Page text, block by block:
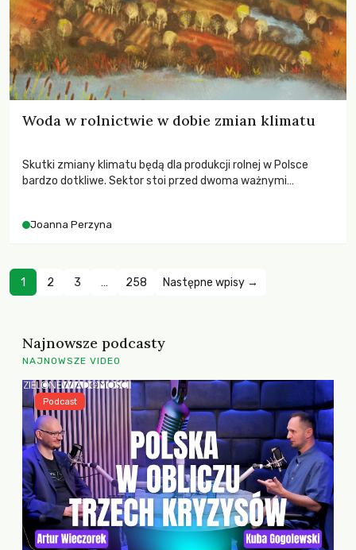
Woda w rolnictwie w dobie zmian klimatu
Skutki zmiany klimatu będą dla produkcji rolnej w Polsce
bardzo dotkliwe. Sektor stoi przed dwoma ważnymi
zachodzących zmian klimatycznych. Wymagać to będzie
Joanna Perzyna
1 2 3 … 258 Następne wpisy →
Najnowsze podcasty
NAJNOWSZE VIDEO
Podcast